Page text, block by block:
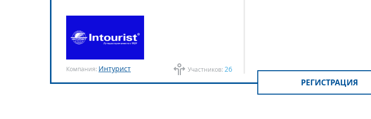
Компания: Интурист Участников: 26
РЕГИСТРАЦИЯ